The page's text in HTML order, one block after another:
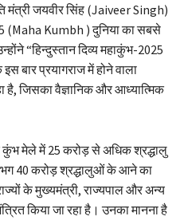
मंत्री जयवीर सिंह (Jaiveer Singh)
(Maha Kumbh ) दुनिया का सबसे
“हिन्दुस्तान दिव्य महाकुंभ-2025
बार प्रयागराज में होने वाला
है, जिसका वैज्ञानिक और आध्यात्मिक
कुंभ मेले में 25 करोड़ से अधिक श्रद्धालु
40 करोड़ श्रद्धालुओं के आने का
के मुख्यमंत्री, राज्यपाल और अन्य
किया जा रहा है। उनका मानना है